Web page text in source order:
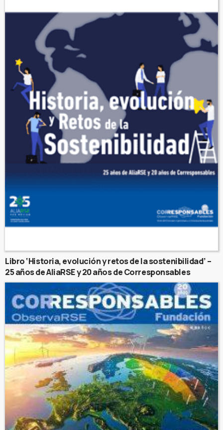
Libro ‘Historia, evolución y retos de la sostenibilidad’ –
25 años de AliaRSE y 20 años de Corresponsables